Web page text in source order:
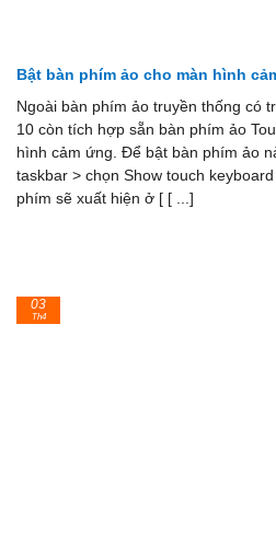
Bật bàn phím ảo cho màn hình
Ngoài bàn phím ảo truyền thống có
10 còn tích hợp sẵn bàn phím ảo
hình cảm ứng. Để bật bàn phím ảo
taskbar > chọn Show touch
phím sẽ xuất hiện ở [ [ ...]
03
Th4